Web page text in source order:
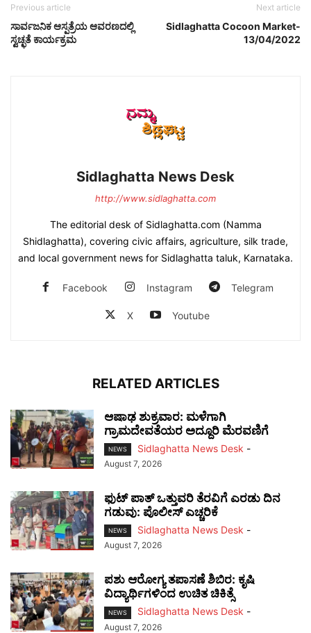
Previous article
ಸಾರ್ವಜನಿಕ ಆಸ್ಪತ್ರೆಯ ಆವರಣದಲ್ಲಿ
ಸ್ವಚ್ಛತೆ ಕಾರ್ಯಕ್ರಮ
Next article
Sidlaghatta Cocoon Market-
13/04/2022
Sidlaghatta News Desk
http://www.sidlaghatta.com
The editorial desk of Sidlaghatta.com (Namma
Shidlaghatta), covering civic affairs, agriculture, silk trade,
and local government news for Sidlaghatta taluk, Karnataka.
Facebook Instagram Telegram
X Youtube
RELATED ARTICLES
ಆಷಾಢ ಶುಕ್ರವಾರ: ಮಳೆಗಾಗಿ
ಗ್ರಾಮದೇವತೆಯರ ಅದ್ದೂರಿ ಮೆರವಣಿಗೆ
NEWS Sidlaghatta News Desk -
August 7, 2026
ಫುಟ್‌ ಪಾತ್ ಒತ್ತುವರಿ ತೆರವಿಗೆ ಎರಡು ದಿನ
ಗಡುವು: ಪೊಲೀಸ್ ಎಚ್ಚರಿಕೆ
NEWS Sidlaghatta News Desk -
August 7, 2026
ಪಶು ಆರೋಗ್ಯ ತಪಾಸಣೆ ಶಿಬಿರ: ಕೃಷಿ
ವಿದ್ಯಾರ್ಥಿಗಳಿಂದ ಉಚಿತ ಚಿಕಿತ್ಸೆ
NEWS Sidlaghatta News Desk -
August 7, 2026